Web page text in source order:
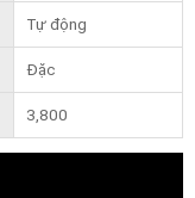
Tự động
Đặc
3,800